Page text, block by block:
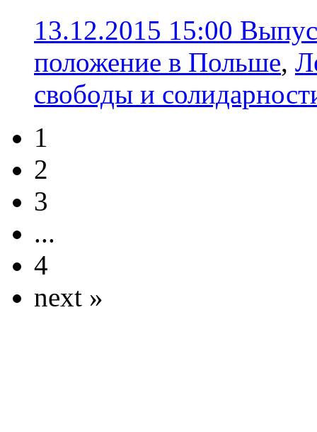
13.12.2015 15:00
положение в Польше,
свободы и
1
2
3
...
4
next »